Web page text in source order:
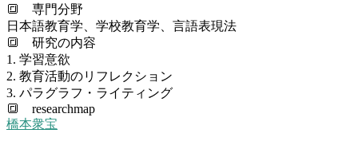
🔳 専門分野
日本語教育学、学校教育学、言語表現法
🔳 研究の内容
1. 学習意欲
2. 教育活動のリフレクション
3. パラグラフ・ライティング
🔳 researchmap
橋本衆宝